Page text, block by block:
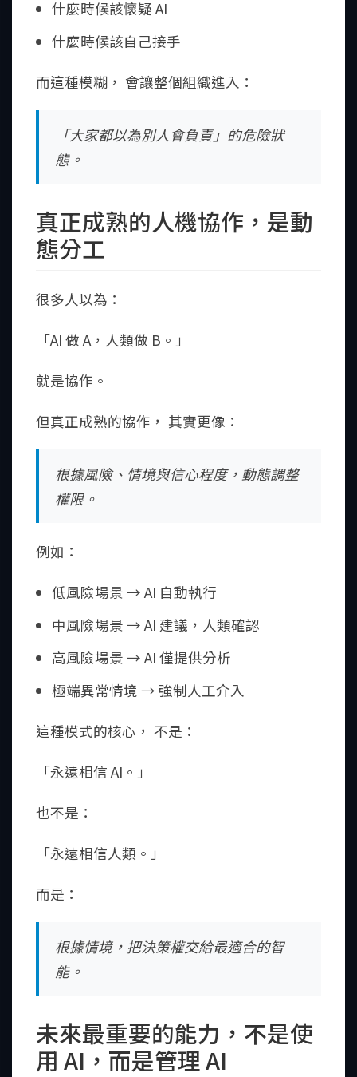
什麼時候該懷疑 AI
什麼時候該自己接手
而這種模糊， 會讓整個組織進入：
「大家都以為別人會負責」的危險狀
態。
真正成熟的人機協作，是動
態分工
很多人以為：
「AI 做 A，人類做 B。」
就是協作。
但真正成熟的協作， 其實更像：
根據風險、情境與信心程度，動態調整
權限。
例如：
低風險場景 → AI 自動執行
中風險場景 → AI 建議，人類確認
高風險場景 → AI 僅提供分析
極端異常情境 → 強制人工介入
這種模式的核心， 不是：
「永遠相信 AI。」
也不是：
「永遠相信人類。」
而是：
根據情境，把決策權交給最適合的智
能。
未來最重要的能力，不是使
用 AI，而是管理 AI